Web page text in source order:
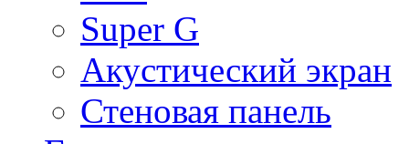
Super G
Акустический экран
Стеновая панель